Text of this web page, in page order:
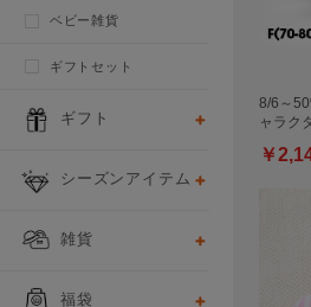
8/6～
ャラク
￥
ベビー雑貨
ギフトセット
ギフト
シーズンアイテム
雑貨
福袋